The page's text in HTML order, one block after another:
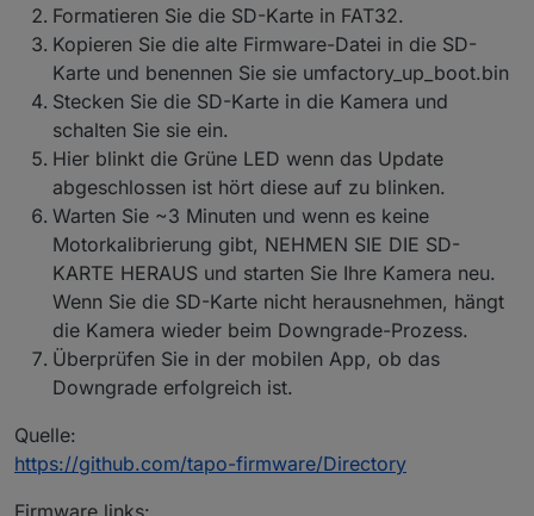
Nur ein einziger P110 bekommt aktuelle Daten
gepollt!
Alle P110 (wie auch die P100) sind selbe
Hardwareversion und sind am gleichen
Firmwarestand
P110 HW Version 1.0; FW 1.2.3 Build 230425
Rel.142542
Der einzige P110 der "funktioniert" hat
zusätzlich zum Wert "current_power" in
Milliwatt auch den Wert "current", der die
aktuelle Wattleistung identisch zur Android
Smartphone App in Watt anzeigt.
Alle vier P110 haben die selben Einstellungen,
sind im selben Netz, RPi ist ebenso im selben
Netz, alle erhalten reservierte IP vom DHCP,
alle haben uneingeschränkten Zugang ins
Internet, alle zeigen im Smartphone App
korrekte Werte an und sind erreichbar /
Es erscheint im Log laufend diese
Fehlermeldung:
probably your credentials are not valid. Please
make sure you set your TAPO Cloud
password
Formatieren Sie die SD-Karte in FAT32.
Kopieren Sie die alte Firmware-Datei in die SD-
Karte und benennen Sie sie umfactory_up_boot.bin
Stecken Sie die SD-Karte in die Kamera und
schalten Sie sie ein.
Hier blinkt die Grüne LED wenn das Update
abgeschlossen ist hört diese auf zu blinken.
Warten Sie ~3 Minuten und wenn es keine
Motorkalibrierung gibt, NEHMEN SIE DIE SD-
KARTE HERAUS und starten Sie Ihre Kamera neu.
Wenn Sie die SD-Karte nicht herausnehmen, hängt
die Kamera wieder beim Downgrade-Prozess.
Überprüfen Sie in der mobilen App, ob das
Downgrade erfolgreich ist.
Quelle:
https://github.com/tapo-firmware/Directory
Firmware links: